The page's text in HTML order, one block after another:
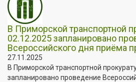
В Приморской транспортной
02.12.2025 запланировано
Всероссийского дня приёма
27.11.2025
В Приморской транспортной
запланировано проведение